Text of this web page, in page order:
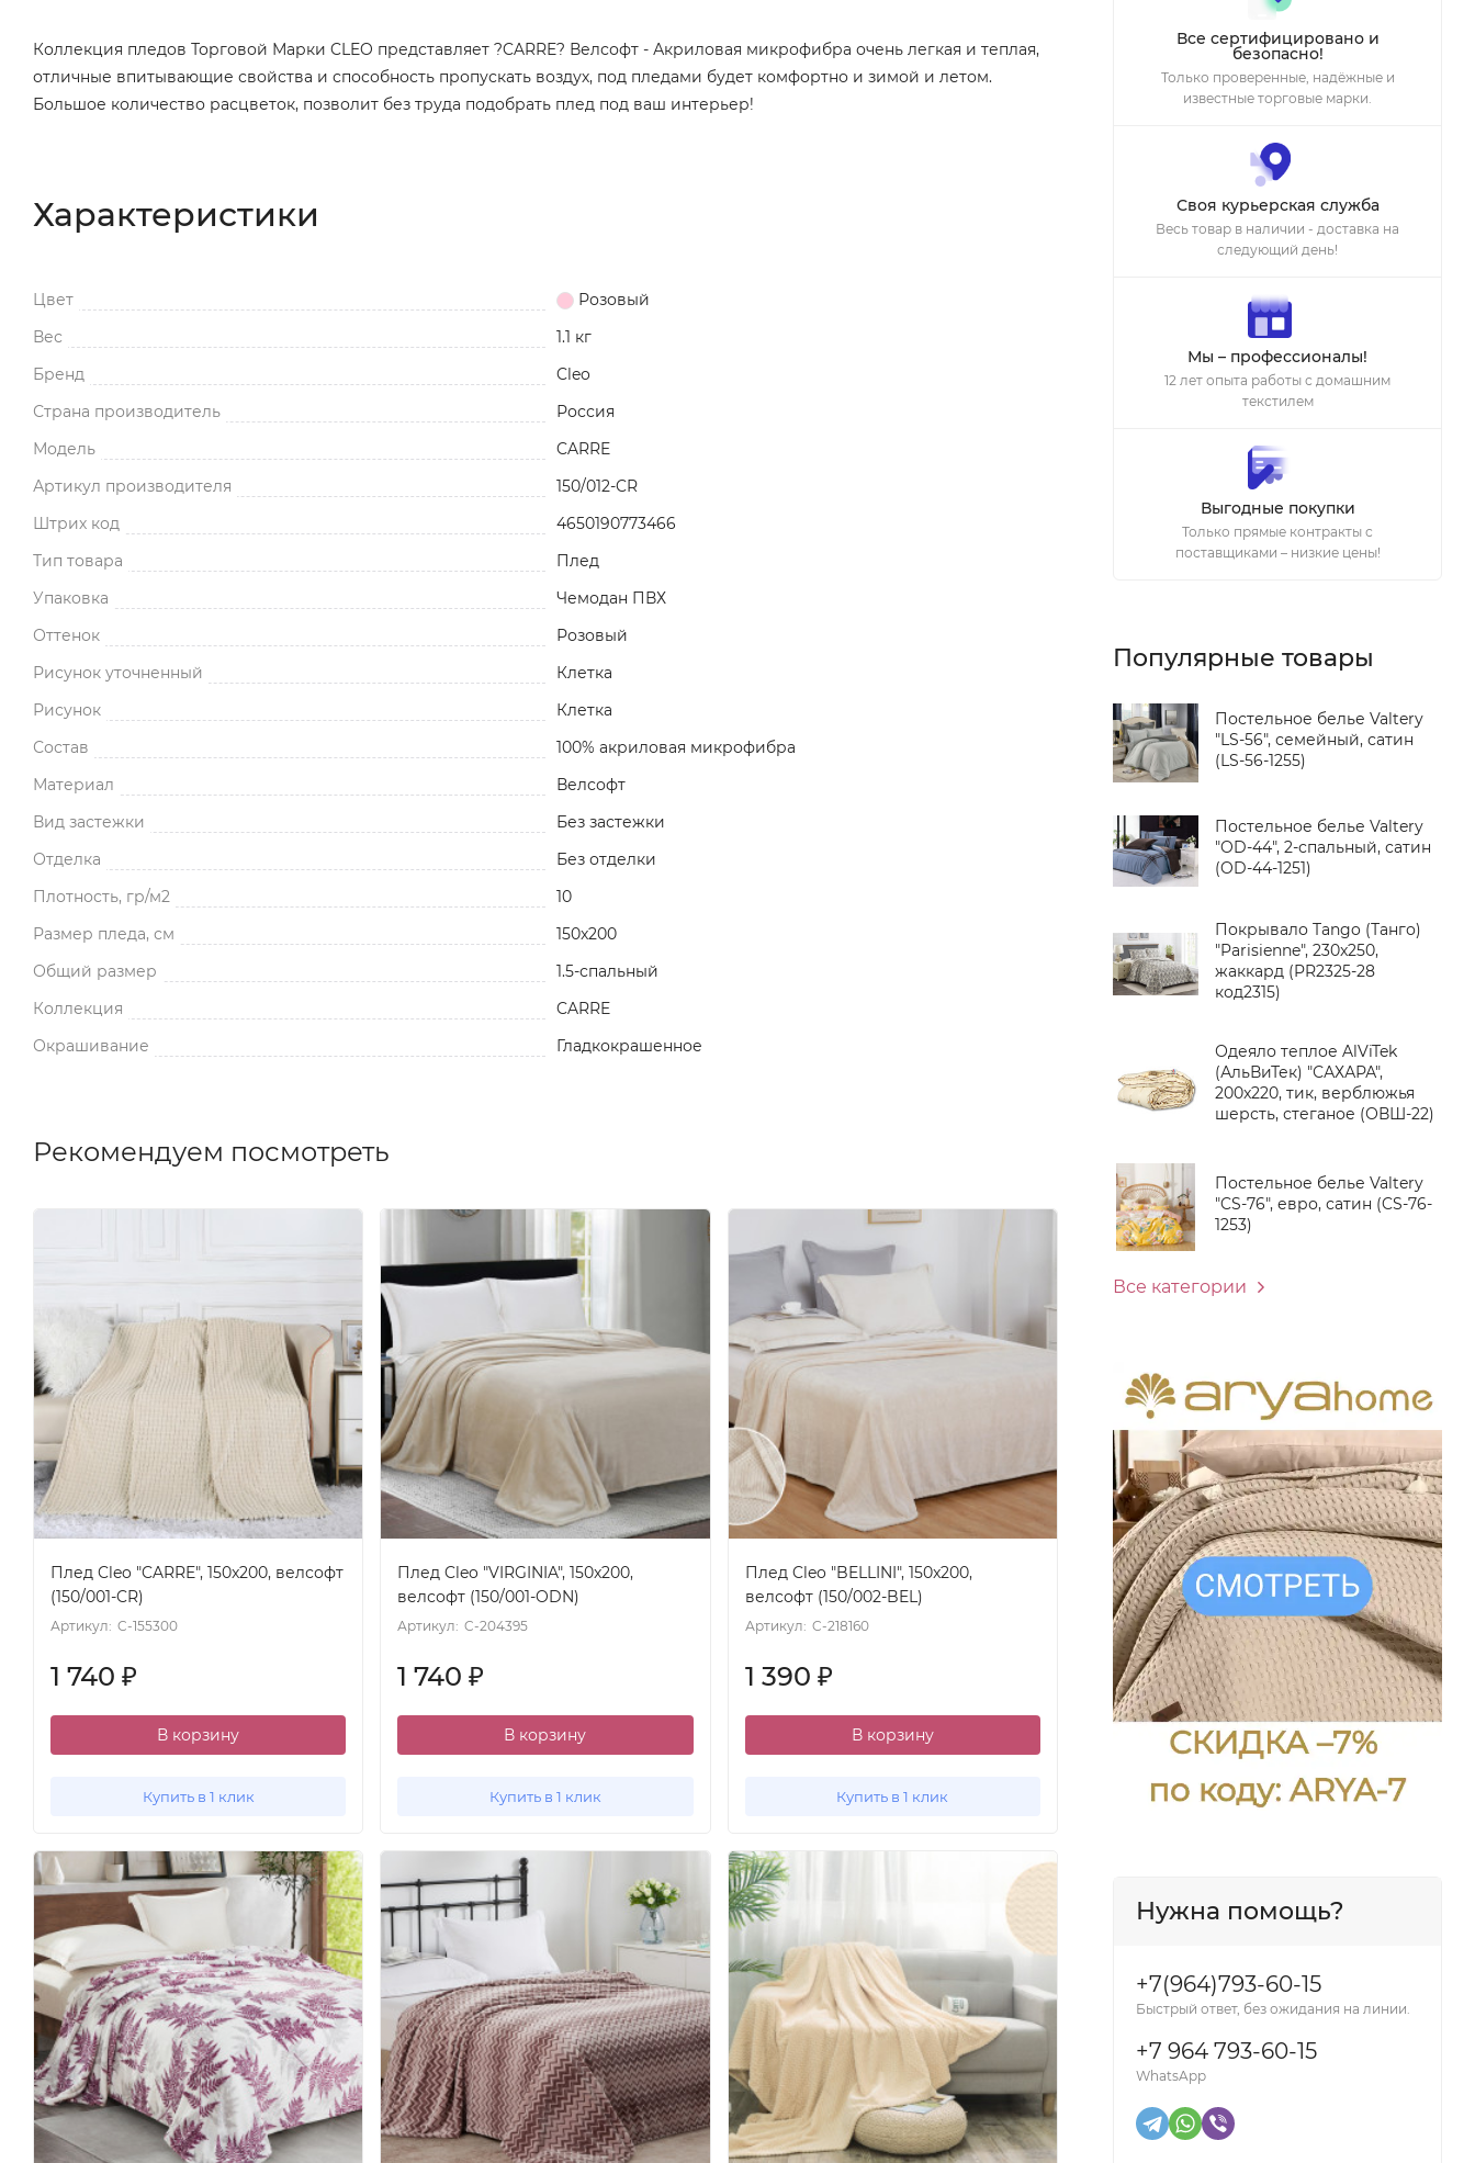
Коллекция пледов Торговой Марки CLEO представляет ?CARRE? Велсофт - Акриловая микрофибра очень легкая и теплая,
отличные впитывающие свойства и способность пропускать воздух, под пледами будет комфортно и зимой и летом.
Большое количество расцветок, позволит без труда подобрать плед под ваш интерьер!
Характеристики
Цвет
Розовый
Вес
1.1 кг
Бренд
Cleo
Страна производитель
Россия
Модель
CARRE
Артикул производителя
150/012-CR
Штрих код
4650190773466
Тип товара
Плед
Упаковка
Чемодан ПВХ
Оттенок
Розовый
Рисунок уточненный
Клетка
Рисунок
Клетка
Состав
100% акриловая микрофибра
Материал
Велсофт
Вид застежки
Без застежки
Отделка
Без отделки
Плотность, гр/м2
10
Размер пледа, см
150x200
Общий размер
1.5-спальный
Коллекция
CARRE
Окрашивание
Гладкокрашенное
Рекомендуем посмотреть
Плед Cleo "CARRE", 150x200, велсофт
(150/001-CR)
Артикул: C-155300
1 740 ₽
В корзину
Купить в 1 клик
Плед Cleo "VIRGINIA", 150x200,
велсофт (150/001-ODN)
Артикул: C-204395
1 740₽
В корзину
Купить в 1 клик
Плед Cleo "BELLINI", 150x200,
велсофт (150/002-BEL)
Артикул: C-218160
1 390 ₽
В корзину
Купить в 1 клик
Все сертифицировано и
безопасно!
Только проверенные, надёжные и
известные торговые марки.
Своя курьерская служба
Весь товар в наличии - доставка на
следующий день!
Мы – профессионалы!
12 лет опыта работы с домашним
текстилем
Выгодные покупки
Только прямые контракты с
поставщиками – низкие цены!
Популярные товары
Постельное белье Valtery
"LS-56", семейный, сатин
(LS-56-1255)
Постельное белье Valtery
"OD-44", 2-спальный, сатин
(OD-44-1251)
Покрывало Tango (Танго)
"Parisienne", 230x250,
жаккард (PR2325-28
код2315)
Одеяло теплое AlViTek
(АльВиТек) "САХАРА",
200x220, тик, верблюжья
шерсть, стеганое (ОВШ-22)
Постельное белье Valtery
"CS-76", евро, сатин (CS-76-
1253)
Все категории
Нужна помощь?
+7(964)793-60-15
Быстрый ответ, без ожидания на линии.
+7 964 793-60-15
WhatsApp